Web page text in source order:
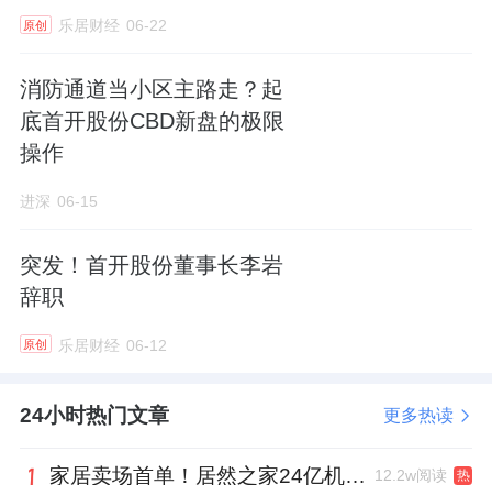
获取了超十余个代建项目，为苏州敬献了多个
叫好又叫座的产品，近期打造的苏州主城区首
业绩，获市场及客户的高度认可。未来旭辉建
管将继续以专业为尺、以需求为锚，深耕苏州
土壤，与城市共写更动人的空间答案。
原创 乐居财经 06-22
消防通道当小区主路走？起
底首开股份CBD新盘的极限
操作
进深 06-15
突发！首开股份董事长李岩
辞职
原创 乐居财经 06-12
24小时热门文章 更多热读
家居卖场首单！居然之家24亿机构间REITs获深交所无异议函 12.2w阅读 热